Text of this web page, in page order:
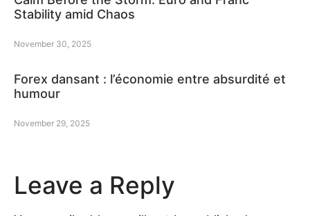
Stability amid Chaos
November 30, 2025
Forex dansant : l’économie entre absurdité et
humour
November 29, 2025
Leave a Reply